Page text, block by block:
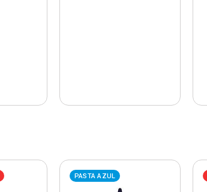
PASTA AZUL